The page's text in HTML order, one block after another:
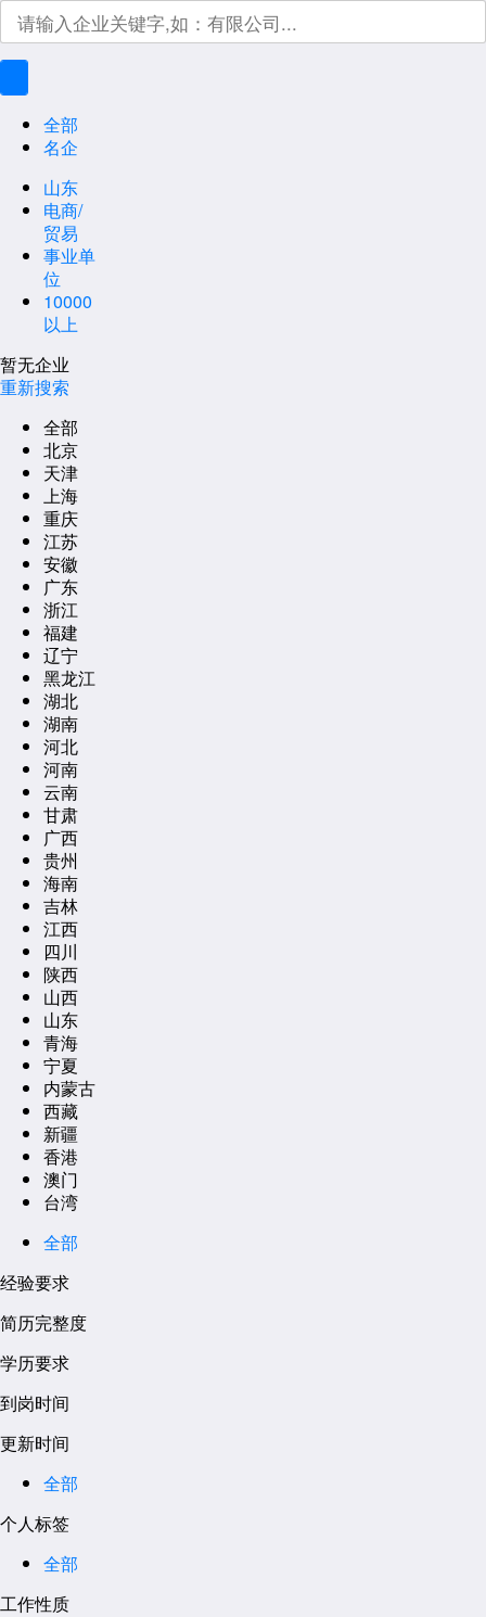
全部
名企
山东
电商/
贸易
事业单
位
10000
以上
暂无企业
重新搜索
全部
北京
天津
上海
重庆
江苏
安徽
广东
浙江
福建
辽宁
黑龙江
湖北
湖南
河北
河南
云南
甘肃
广西
贵州
海南
吉林
江西
四川
陕西
山西
山东
青海
宁夏
内蒙古
西藏
新疆
香港
澳门
台湾
全部
经验要求
简历完整度
学历要求
到岗时间
更新时间
全部
个人标签
全部
工作性质